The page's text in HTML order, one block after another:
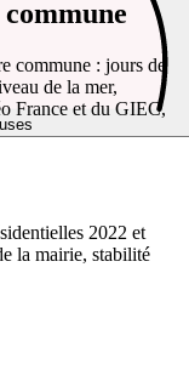
commune : jours de
de la mer,
France et du GIEC,
2022 et
la mairie, stabilité